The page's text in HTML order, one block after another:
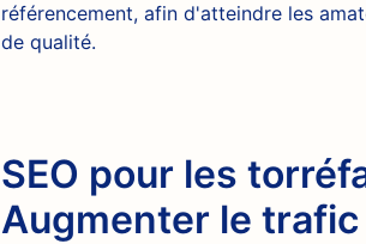
référencement, afin d'atteindre les
de qualité.
SEO pour les
Augmenter le